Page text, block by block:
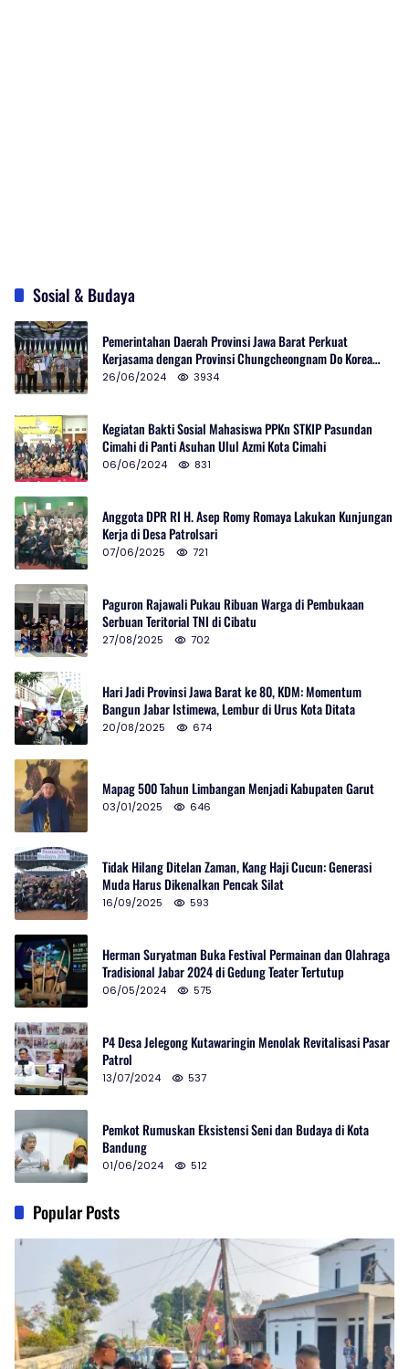
Sosial & Budaya
Pemerintahan Daerah Provinsi Jawa Barat Perkuat
Kerjasama dengan Provinsi Chungcheongnam Do Korea
Selatan
26/06/2024 3934
Kegiatan Bakti Sosial Mahasiswa PPKn STKIP Pasundan
Cimahi di Panti Asuhan Ulul Azmi Kota Cimahi
06/06/2024 831
Anggota DPR RI H. Asep Romy Romaya Lakukan Kunjungan
Kerja di Desa Patrolsari
07/06/2025 721
Paguron Rajawali Pukau Ribuan Warga di Pembukaan
Serbuan Teritorial TNI di Cibatu
27/08/2025 702
Hari Jadi Provinsi Jawa Barat ke 80, KDM: Momentum
Bangun Jabar Istimewa, Lembur di Urus Kota Ditata
20/08/2025 674
Mapag 500 Tahun Limbangan Menjadi Kabupaten Garut
03/01/2025 646
Tidak Hilang Ditelan Zaman, Kang Haji Cucun: Generasi
Muda Harus Dikenalkan Pencak Silat
16/09/2025 593
Herman Suryatman Buka Festival Permainan dan Olahraga
Tradisional Jabar 2024 di Gedung Teater Tertutup
06/05/2024 575
P4 Desa Jelegong Kutawaringin Menolak Revitalisasi Pasar
Patrol
13/07/2024 537
Pemkot Rumuskan Eksistensi Seni dan Budaya di Kota
Bandung
01/06/2024 512
Popular Posts